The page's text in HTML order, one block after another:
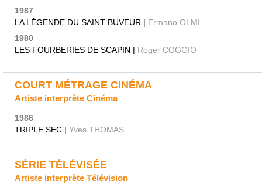
1987
LA LÉGENDE DU SAINT BUVEUR | Ermano OLMI
1980
LES FOURBERIES DE SCAPIN | Roger COGGIO
COURT MÉTRAGE CINÉMA
Artiste interprète Cinéma
1986
TRIPLE SEC | Yves THOMAS
SÉRIE TÉLÉVISÉE
Artiste interprète Télévision